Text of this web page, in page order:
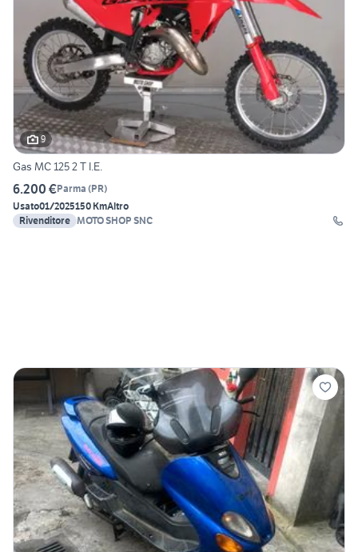
9
Gas MC 125 2 T I.E.
6.200 €Parma (PR)
Usato01/2025150 KmAltro
Rivenditore MOTO SHOP SNC